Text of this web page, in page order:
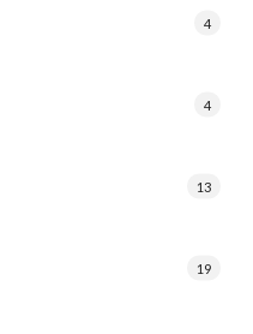
4
4
13
19